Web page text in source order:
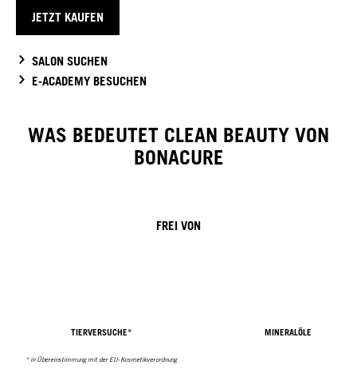
JETZT KAUFEN
SALON SUCHEN
E-ACADEMY BESUCHEN
WAS BEDEUTET CLEAN BEAUTY VON
BONACURE
FREI VON
TIERVERSUCHE*
* in Übereinstimmung mit der EU-Kosmetikverordnung
MINERALÖLE